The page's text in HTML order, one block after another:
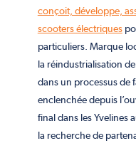
conçoit, développe,
scooters électriques
particuliers. Marque
la réindustrialisation
dans un processus de
enclenchée depuis
final dans les Yvelines
la recherche de